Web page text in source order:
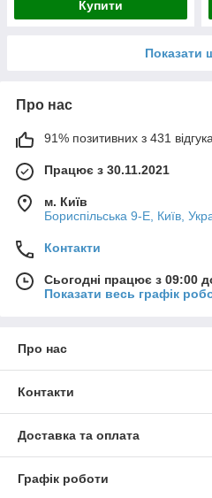
Купити
Показати
Про нас
91% позитивних з 431
Працює з 30.11.2021
м. Київ
Бориспільська 9-Е, Київ,
Контакти
Сьогодні працює з 09:00
Показати весь графік
Про нас
Контакти
Доставка та оплата
Графік роботи